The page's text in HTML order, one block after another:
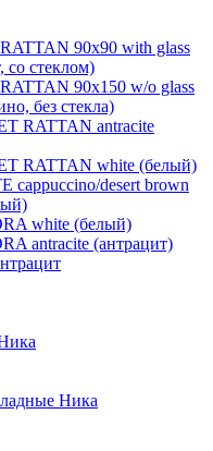
90х90 with glass
со стеклом)
90х150 w/o glass
без стекла)
RATTAN antracite
RATTAN white (белый)
cappuccino/desert brown
white (белый)
antracite (антрацит)
Ника